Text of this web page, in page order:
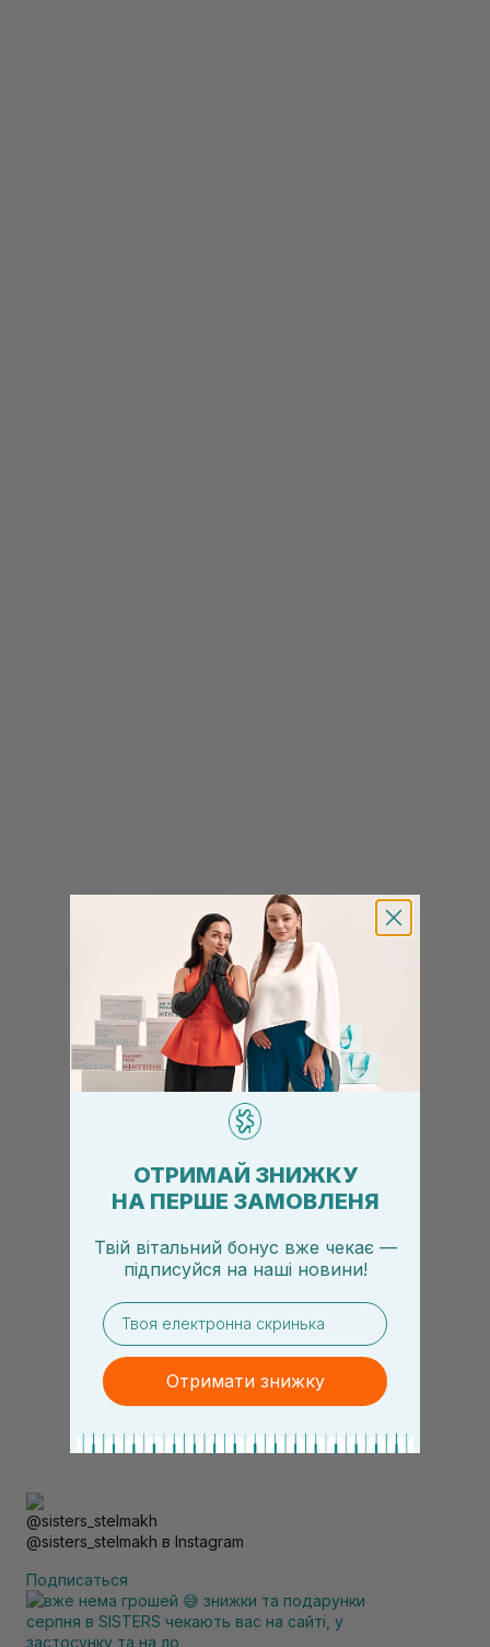
@sisters_stelmakh в Instagram
Подписаться
ОТРИМАЙ ЗНИЖКУ
НА ПЕРШЕ ЗАМОВЛЕНЯ
Твій вітальний бонус вже чекає —
підписуйся на наші новини!
email
Отримати знижку